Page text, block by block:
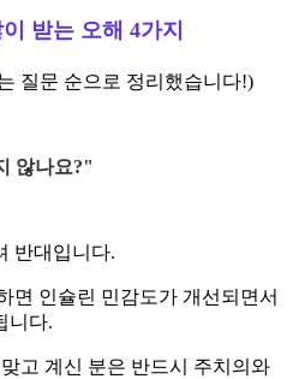
받는 오해 4가지
질문 순으로 정리했습니다!)
않나요?"
반대입니다.
면 인슐린 민감도가 개선되면서
니다.
고 계신 분은 반드시 주치의와